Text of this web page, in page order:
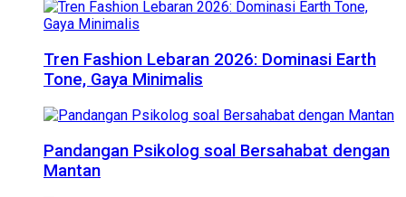
Tren Fashion Lebaran 2026: Dominasi Earth
Tone, Gaya Minimalis
Pandangan Psikolog soal Bersahabat dengan
Mantan